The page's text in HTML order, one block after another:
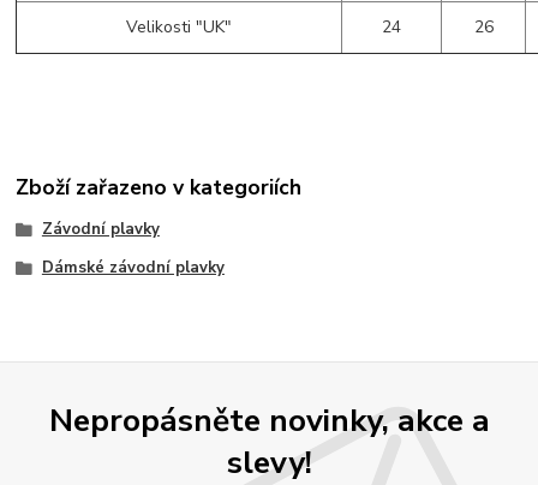
Velikosti "UK" 24 26
Zboží zařazeno v kategoriích
Závodní plavky
Dámské závodní plavky
Nepropásněte novinky, akce a
slevy!